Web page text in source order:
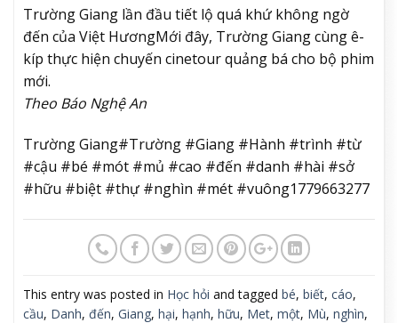
Trường Giang lần đầu tiết lộ quá khứ không ngờ
đến của Việt HươngMới đây, Trường Giang cùng ê-
kíp thực hiện chuyến cinetour quảng bá cho bộ phim
mới.
Theo Báo Nghệ An
Trường Giang#Trường #Giang #Hành #trình #từ
#cậu #bé #mót #mủ #cao #đến #danh #hài #sở
#hữu #biệt #thự #nghìn #mét #vuông1779663277
This entry was posted in Học hỏi and tagged bé, biết, cáo,
cầu, Danh, đến, Giang, hại, hạnh, hữu, Met, một, Mù, nghìn,